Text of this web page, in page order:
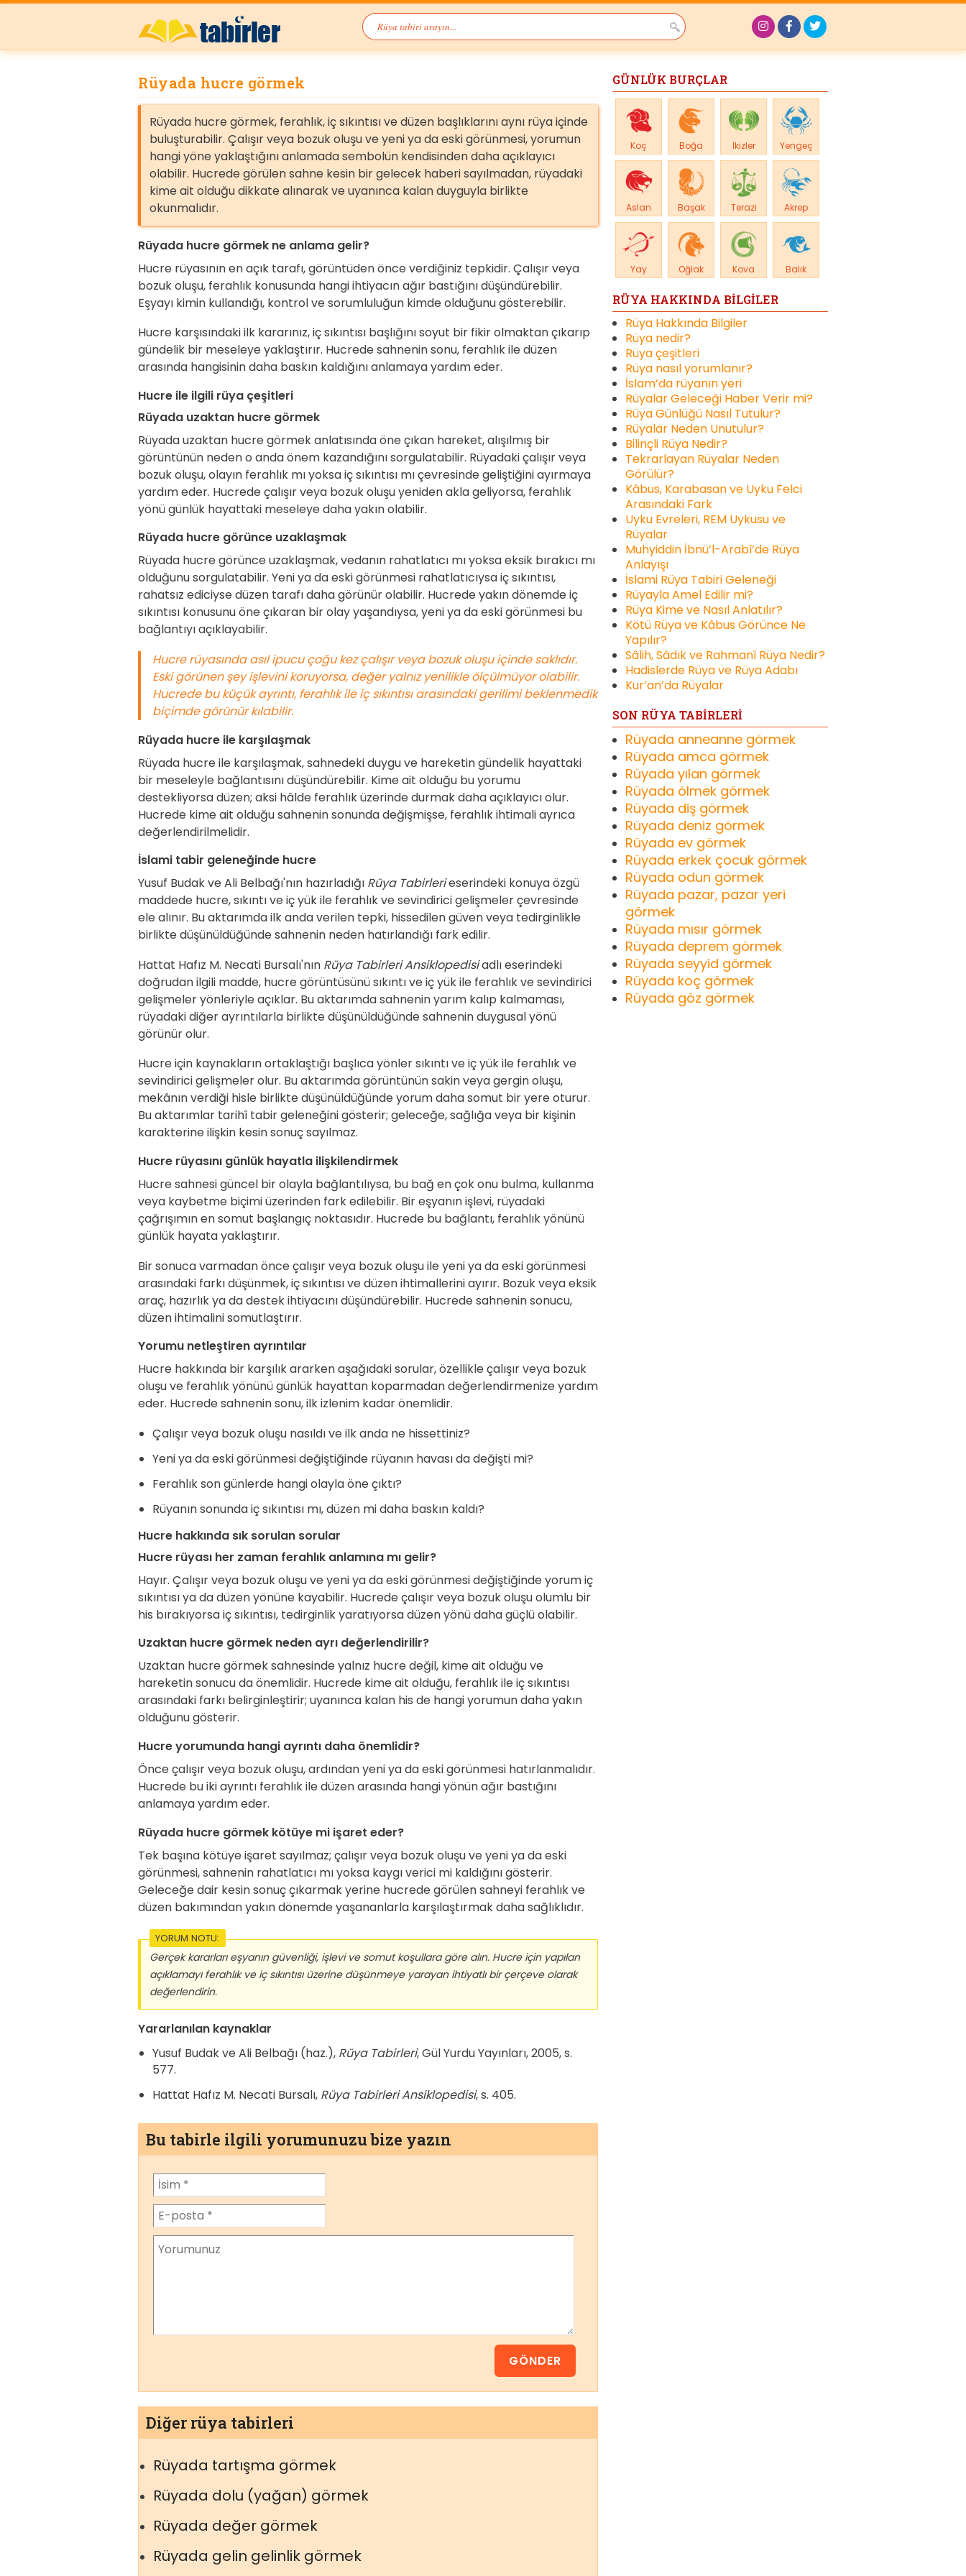
Rüyada hucre görmek
Rüyada hucre görmek, ferahlık, iç sıkıntısı ve düzen başlıklarını aynı rüya içinde
buluşturabilir. Çalışır veya bozuk oluşu ve yeni ya da eski görünmesi, yorumun
hangi yöne yaklaştığını anlamada sembolün kendisinden daha açıklayıcı
olabilir. Hucrede görülen sahne kesin bir gelecek haberi sayılmadan, rüyadaki
kime ait olduğu dikkate alınarak ve uyanınca kalan duyguyla birlikte
okunmalıdır.
Rüyada hucre görmek ne anlama gelir?
Hucre rüyasının en açık tarafı, görüntüden önce verdiğiniz tepkidir. Çalışır veya
bozuk oluşu, ferahlık konusunda hangi ihtiyacın ağır bastığını düşündürebilir.
Eşyayı kimin kullandığı, kontrol ve sorumluluğun kimde olduğunu gösterebilir.
Hucre karşısındaki ilk kararınız, iç sıkıntısı başlığını soyut bir fikir olmaktan çıkarıp
gündelik bir meseleye yaklaştırır. Hucrede sahnenin sonu, ferahlık ile düzen
arasında hangisinin daha baskın kaldığını anlamaya yardım eder.
Hucre ile ilgili rüya çeşitleri
Rüyada uzaktan hucre görmek
Rüyada uzaktan hucre görmek anlatısında öne çıkan hareket, alışılmış bir
görüntünün neden o anda önem kazandığını sorgulatabilir. Rüyadaki çalışır veya
bozuk oluşu, olayın ferahlık mı yoksa iç sıkıntısı mı çevresinde geliştiğini ayırmaya
yardım eder. Hucrede çalışır veya bozuk oluşu yeniden akla geliyorsa, ferahlık
yönü günlük hayattaki meseleye daha yakın olabilir.
Rüyada hucre görünce uzaklaşmak
Rüyada hucre görünce uzaklaşmak, vedanın rahatlatıcı mı yoksa eksik bırakıcı mı
olduğunu sorgulatabilir. Yeni ya da eski görünmesi rahatlatıcıysa iç sıkıntısı,
rahatsız ediciyse düzen tarafı daha görünür olabilir. Hucrede yakın dönemde iç
sıkıntısı konusunu öne çıkaran bir olay yaşandıysa, yeni ya da eski görünmesi bu
bağlantıyı açıklayabilir.
Hucre rüyasında asıl ipucu çoğu kez çalışır veya bozuk oluşu içinde saklıdır.
Eski görünen şey işlevini koruyorsa, değer yalnız yenilikle ölçülmüyor olabilir.
Hucrede bu küçük ayrıntı, ferahlık ile iç sıkıntısı arasındaki gerilimi beklenmedik
biçimde görünür kılabilir.
Rüyada hucre ile karşılaşmak
Rüyada hucre ile karşılaşmak, sahnedeki duygu ve hareketin gündelik hayattaki
bir meseleyle bağlantısını düşündürebilir. Kime ait olduğu bu yorumu
destekliyorsa düzen; aksi hâlde ferahlık üzerinde durmak daha açıklayıcı olur.
Hucrede kime ait olduğu sahnenin sonunda değişmişse, ferahlık ihtimali ayrıca
değerlendirilmelidir.
İslami tabir geleneğinde hucre
Yusuf Budak ve Ali Belbağı'nın hazırladığı Rüya Tabirlerieserindeki konuya özgü
maddede hucre, sıkıntı ve iç yük ile ferahlık ve sevindirici gelişmeler çevresinde
ele alınır. Bu aktarımda ilk anda verilen tepki, hissedilen güven veya tedirginlikle
birlikte düşünüldüğünde sahnenin neden hatırlandığı fark edilir.
Hattat Hafız M. Necati Bursalı'nın Rüya Tabirleri Ansiklopedisiadlı eserindeki
doğrudan ilgili madde, hucre görüntüsünü sıkıntı ve iç yük ile ferahlık ve sevindirici
gelişmeler yönleriyle açıklar. Bu aktarımda sahnenin yarım kalıp kalmaması,
rüyadaki diğer ayrıntılarla birlikte düşünüldüğünde sahnenin duygusal yönü
görünür olur.
Hucre için kaynakların ortaklaştığı başlıca yönler sıkıntı ve iç yük ile ferahlık ve
sevindirici gelişmeler olur. Bu aktarımda görüntünün sakin veya gergin oluşu,
mekânın verdiği hisle birlikte düşünüldüğünde yorum daha somut bir yere oturur.
Bu aktarımlar tarihî tabir geleneğini gösterir; geleceğe, sağlığa veya bir kişinin
karakterine ilişkin kesin sonuç sayılmaz.
Hucre rüyasını günlük hayatla ilişkilendirmek
Hucre sahnesi güncel bir olayla bağlantılıysa, bu bağ en çok onu bulma, kullanma
veya kaybetme biçimi üzerinden fark edilebilir. Bir eşyanın işlevi, rüyadaki
çağrışımın en somut başlangıç noktasıdır. Hucrede bu bağlantı, ferahlık yönünü
günlük hayata yaklaştırır.
Bir sonuca varmadan önce çalışır veya bozuk oluşu ile yeni ya da eski görünmesi
arasındaki farkı düşünmek, iç sıkıntısı ve düzen ihtimallerini ayırır. Bozuk veya eksik
araç, hazırlık ya da destek ihtiyacını düşündürebilir. Hucrede sahnenin sonucu,
düzen ihtimalini somutlaştırır.
Yorumu netleştiren ayrıntılar
Hucre hakkında bir karşılık ararken aşağıdaki sorular, özellikle çalışır veya bozuk
oluşu ve ferahlık yönünü günlük hayattan koparmadan değerlendirmenize yardım
eder. Hucrede sahnenin sonu, ilk izlenim kadar önemlidir.
Çalışır veya bozuk oluşu nasıldı ve ilk anda ne hissettiniz?
Yeni ya da eski görünmesi değiştiğinde rüyanın havası da değişti mi?
Ferahlık son günlerde hangi olayla öne çıktı?
Rüyanın sonunda iç sıkıntısı mı, düzen mi daha baskın kaldı?
Hucre hakkında sık sorulan sorular
Hucre rüyası her zaman ferahlık anlamına mı gelir?
Hayır. Çalışır veya bozuk oluşu ve yeni ya da eski görünmesi değiştiğinde yorum iç
sıkıntısı ya da düzen yönüne kayabilir. Hucrede çalışır veya bozuk oluşu olumlu bir
his bırakıyorsa iç sıkıntısı, tedirginlik yaratıyorsa düzen yönü daha güçlü olabilir.
Uzaktan hucre görmek neden ayrı değerlendirilir?
Uzaktan hucre görmek sahnesinde yalnız hucre değil, kime ait olduğu ve
hareketin sonucu da önemlidir. Hucrede kime ait olduğu, ferahlık ile iç sıkıntısı
arasındaki farkı belirginleştirir; uyanınca kalan his de hangi yorumun daha yakın
olduğunu gösterir.
Hucre yorumunda hangi ayrıntı daha önemlidir?
Önce çalışır veya bozuk oluşu, ardından yeni ya da eski görünmesi hatırlanmalıdır.
Hucrede bu iki ayrıntı ferahlık ile düzen arasında hangi yönün ağır bastığını
anlamaya yardım eder.
Rüyada hucre görmek kötüye mi işaret eder?
Tek başına kötüye işaret sayılmaz; çalışır veya bozuk oluşu ve yeni ya da eski
görünmesi, sahnenin rahatlatıcı mı yoksa kaygı verici mi kaldığını gösterir.
Geleceğe dair kesin sonuç çıkarmak yerine hucrede görülen sahneyi ferahlık ve
düzen bakımından yakın dönemde yaşananlarla karşılaştırmak daha sağlıklıdır.
YORUM NOTU:
Gerçek kararları eşyanın güvenliği, işlevi ve somut koşullara göre alın. Hucre için yapılan
açıklamayı ferahlık ve iç sıkıntısı üzerine düşünmeye yarayan ihtiyatlı bir çerçeve olarak
değerlendirin.
Yararlanılan kaynaklar
Yusuf Budak ve Ali Belbağı (haz.), Rüya Tabirleri, Gül Yurdu Yayınları, 2005, s.
577.
Hattat Hafız M. Necati Bursalı, Rüya Tabirleri Ansiklopedisi, s. 405.
Bu tabirle ilgili yorumunuzu bize yazın
Diğer rüya tabirleri
Rüyada tartışma görmek
Rüyada dolu (yağan) görmek
Rüyada değer görmek
Rüyada gelin gelinlik görmek
GÜNLÜK BURÇLAR
Koç Boğa İkizler Yengeç
Aslan Başak Terazi Akrep
Yay Oğlak Kova Balık
RÜYA HAKKINDA BİLGİLER
Rüya Hakkında Bilgiler
Rüya nedir?
Rüya çeşitleri
Rüya nasıl yorumlanır?
İslam’da rüyanın yeri
Rüyalar Geleceği Haber Verir mi?
Rüya Günlüğü Nasıl Tutulur?
Rüyalar Neden Unutulur?
Bilinçli Rüya Nedir?
Tekrarlayan Rüyalar Neden
Görülür?
Kâbus, Karabasan ve Uyku Felci
Arasındaki Fark
Uyku Evreleri, REM Uykusu ve
Rüyalar
Muhyiddin İbnü’l-Arabî’de Rüya
Anlayışı
İslami Rüya Tabiri Geleneği
Rüyayla Amel Edilir mi?
Rüya Kime ve Nasıl Anlatılır?
Kötü Rüya ve Kâbus Görünce Ne
Yapılır?
Sâlih, Sâdık ve Rahmanî Rüya Nedir?
Hadislerde Rüya ve Rüya Adabı
Kur’an’da Rüyalar
SON RÜYA TABİRLERİ
Rüyada anneanne görmek
Rüyada amca görmek
Rüyada yılan görmek
Rüyada ölmek görmek
Rüyada diş görmek
Rüyada deniz görmek
Rüyada ev görmek
Rüyada erkek çocuk görmek
Rüyada odun görmek
Rüyada pazar, pazar yeri
görmek
Rüyada mısır görmek
Rüyada deprem görmek
Rüyada seyyid görmek
Rüyada koç görmek
Rüyada göz görmek